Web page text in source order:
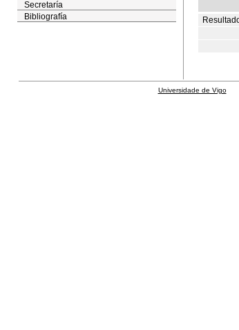
Secretaría
Bibliografía
Universidade de Vigo|